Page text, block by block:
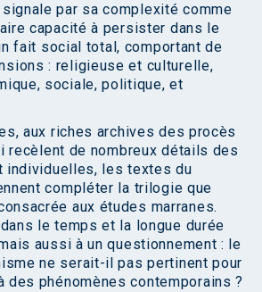
par sa complexité comme
capacité à persister dans le
fait social total, comportant de
: religieuse et culturelle,
sociale, politique, et
aux riches archives des procès
recèlent de nombreux détails des
les textes du
compléter la trilogie que
aux études marranes.
le temps et la longue durée
aussi à un questionnement : le
ne serait-il pas pertinent pour
des phénomènes contemporains ?